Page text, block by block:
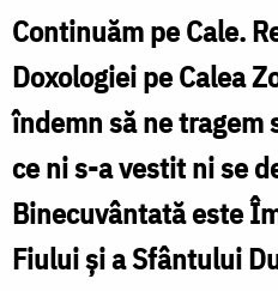
a
Fiului
și
a
Sfântului
Duh
Continuăm pe Cale.
Doxologiei pe Calea
îndemn să ne
ce ni s-a vestit ni se
Binecuvântată este
Fiului și a Sfântului